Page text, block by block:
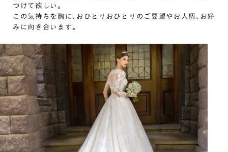
つけて欲しい｡
この気持ちを胸に､おひとりおひとりのご要望やお人柄､お好
みに向き合います｡